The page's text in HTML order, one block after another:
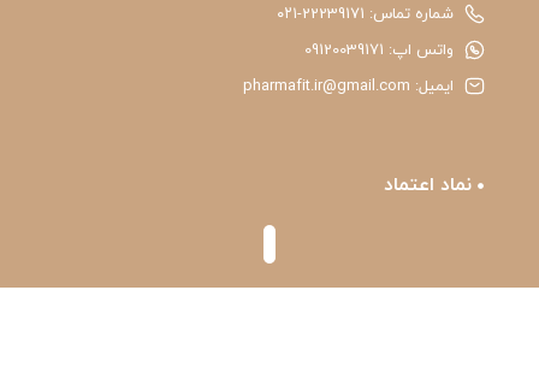
شماره تماس: 22239171-۰۲۱
واتس اپ: 09120039171
ایمیل: pharmafit.ir@gmail.com
نماد اعتماد